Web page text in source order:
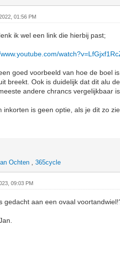
01:56 PM
ik wel een link die hierbij past;
goed voorbeeld van hoe de boel
breekt. Ook is duidelijk dat dit alu
andere chrancs vergelijkbaar is.
inkorten is geen optie, als je dit zo
Ochten ,365cycle
09:03 PM
gedacht aan een ovaal